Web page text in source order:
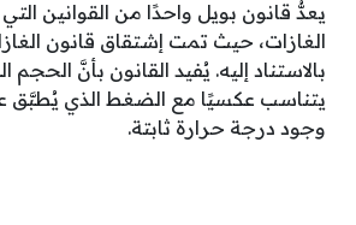
يعدُّ قانون بويل واحدًا من القوانين
الغازات، حيث تمت إشتقاق قانون
بالاستناد إليه. يُفيد القانون بأنَّ الحجم
يتناسب عكسيًا مع الضغط الذي يُطبَّق
وجود درجة حرارة ثابتة.